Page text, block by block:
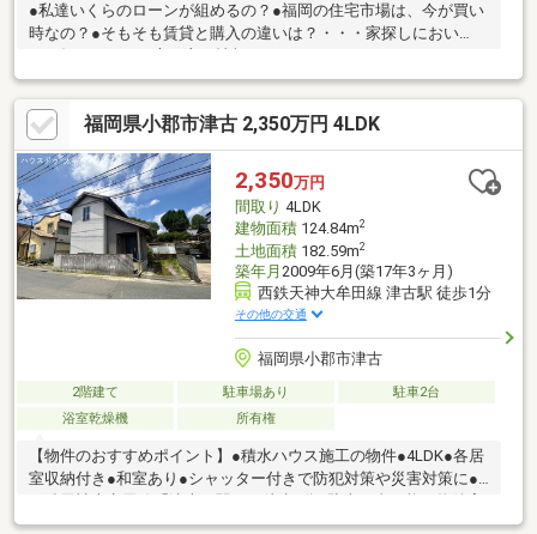
●私達いくらのローンが組めるの？●福岡の住宅市場は、今が買い
時なの？●そもそも賃貸と購入の違いは？・・・家探しにおい
ットで検索しても分かりにくいことがあります。こんなこと聞い
ていいのかなという疑問、不安すべて解決していきましょう♪～繋
ぐをつくる～わたしたちはお客様の住まいと共に歩んでいくこと
を第一とします。既存のサービスと一線を画した不動産購入後の
フォロー体制を敷くことでお客様の住まいと生活を常にアップグ
レードしていくことを目的とし、提案したことすべてに責任を持
ち続けます。リンクアンドデザイン株式会社
福岡県小郡市津古 2,350万円 4LDK
2,350万円
間取り 4LDK
建物面積124.84m2
土地面積182.59m2
築年月 2009年6月(築17年3ヶ月)
西鉄天神大牟田線 津古駅 徒歩1分
その他の交通
福岡県小郡市津古
2階建て 駐車場あり
駐車2台
浴室乾燥機
所有権
【物件のおすすめポイント】●積水ハウス施工の物件●4LDK●各居
室収納付き●和室あり●シャッター付きで防犯対策や災害対策に●
内ツアー実施中！／お客様のご希望を丁寧にお伺いし、条件に合